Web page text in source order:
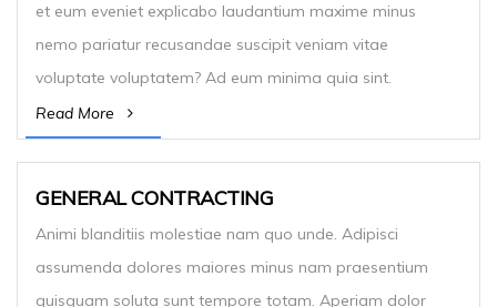
et eum eveniet explicabo laudantium maxime minus
nemo pariatur recusandae suscipit veniam vitae
voluptate voluptatem? Ad eum minima quia sint.
Read More
GENERAL CONTRACTING
Animi blanditiis molestiae nam quo unde. Adipisci
assumenda dolores maiores minus nam praesentium
quisquam soluta sunt tempore totam. Aperiam dolor